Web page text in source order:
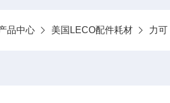
品中心 美国LECO配件耗材 力可